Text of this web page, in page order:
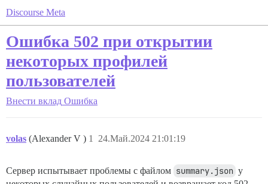
Discourse Meta
Ошибка 502 при открытии
некоторых профилей
пользователей
Внести вклад Ошибка
volas (Alexander V ) 24.Май.2024 21:01:19
1
Сервер испытывает проблемы с файлом summary.json у